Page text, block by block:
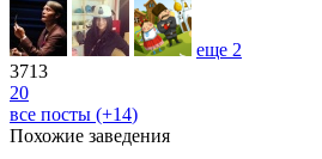
еще 2
3713
20
все посты (+14)
Похожие заведения